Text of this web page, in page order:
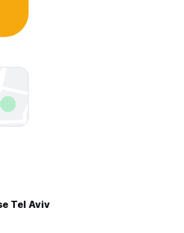
Tel Aviv